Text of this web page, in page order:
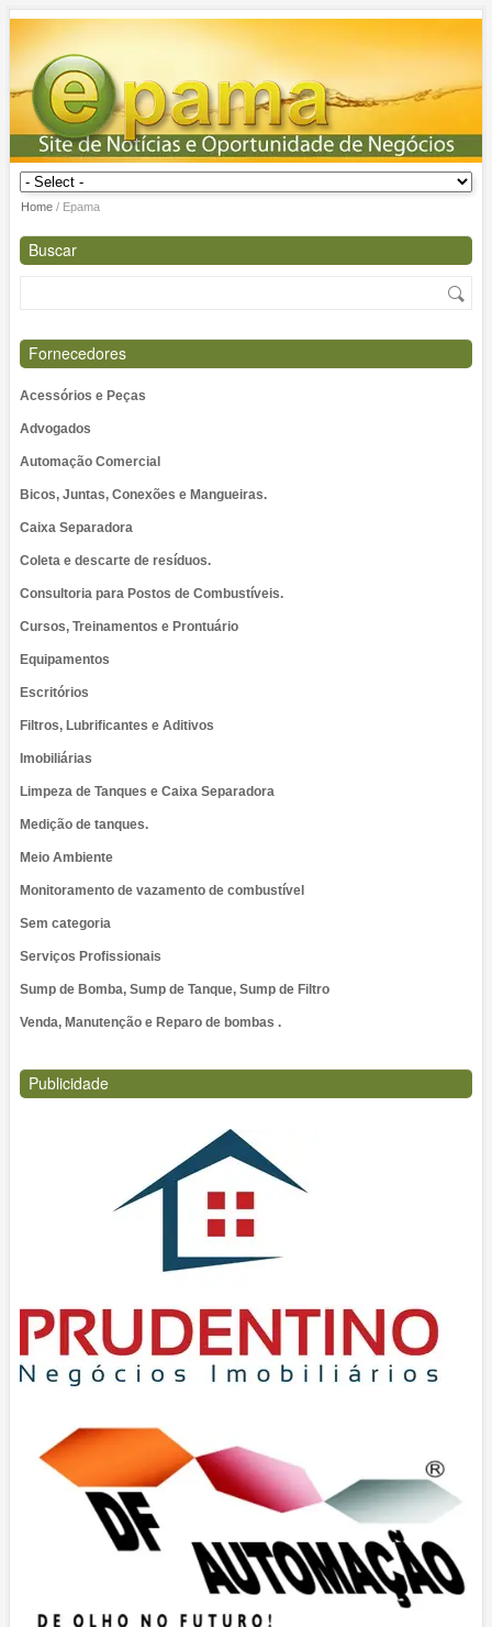
Home/ Epama
Buscar
Fornecedores
Acessórios e Peças
Advogados
Automação Comercial
Bicos, Juntas, Conexões e Mangueiras.
Caixa Separadora
Coleta e descarte de resíduos.
Consultoria para Postos de Combustíveis.
Cursos, Treinamentos e Prontuário
Equipamentos
Escritórios
Filtros, Lubrificantes e Aditivos
Imobiliárias
Limpeza de Tanques e Caixa Separadora
Medição de tanques.
Meio Ambiente
Monitoramento de vazamento de combustível
Sem categoria
Serviços Profissionais
Sump de Bomba, Sump de Tanque, Sump de Filtro
Venda, Manutenção e Reparo de bombas .
Publicidade